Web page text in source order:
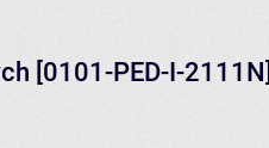
[0101-PED-I-2111N]